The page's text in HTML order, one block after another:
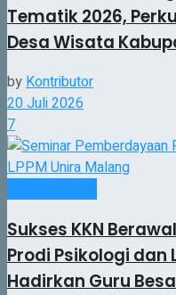
Tematik 2026,
Desa Wisata
byKontributor
20 Juli 2026
7
Sukses KKN
Prodi Psikologi dan
Hadirkan Guru